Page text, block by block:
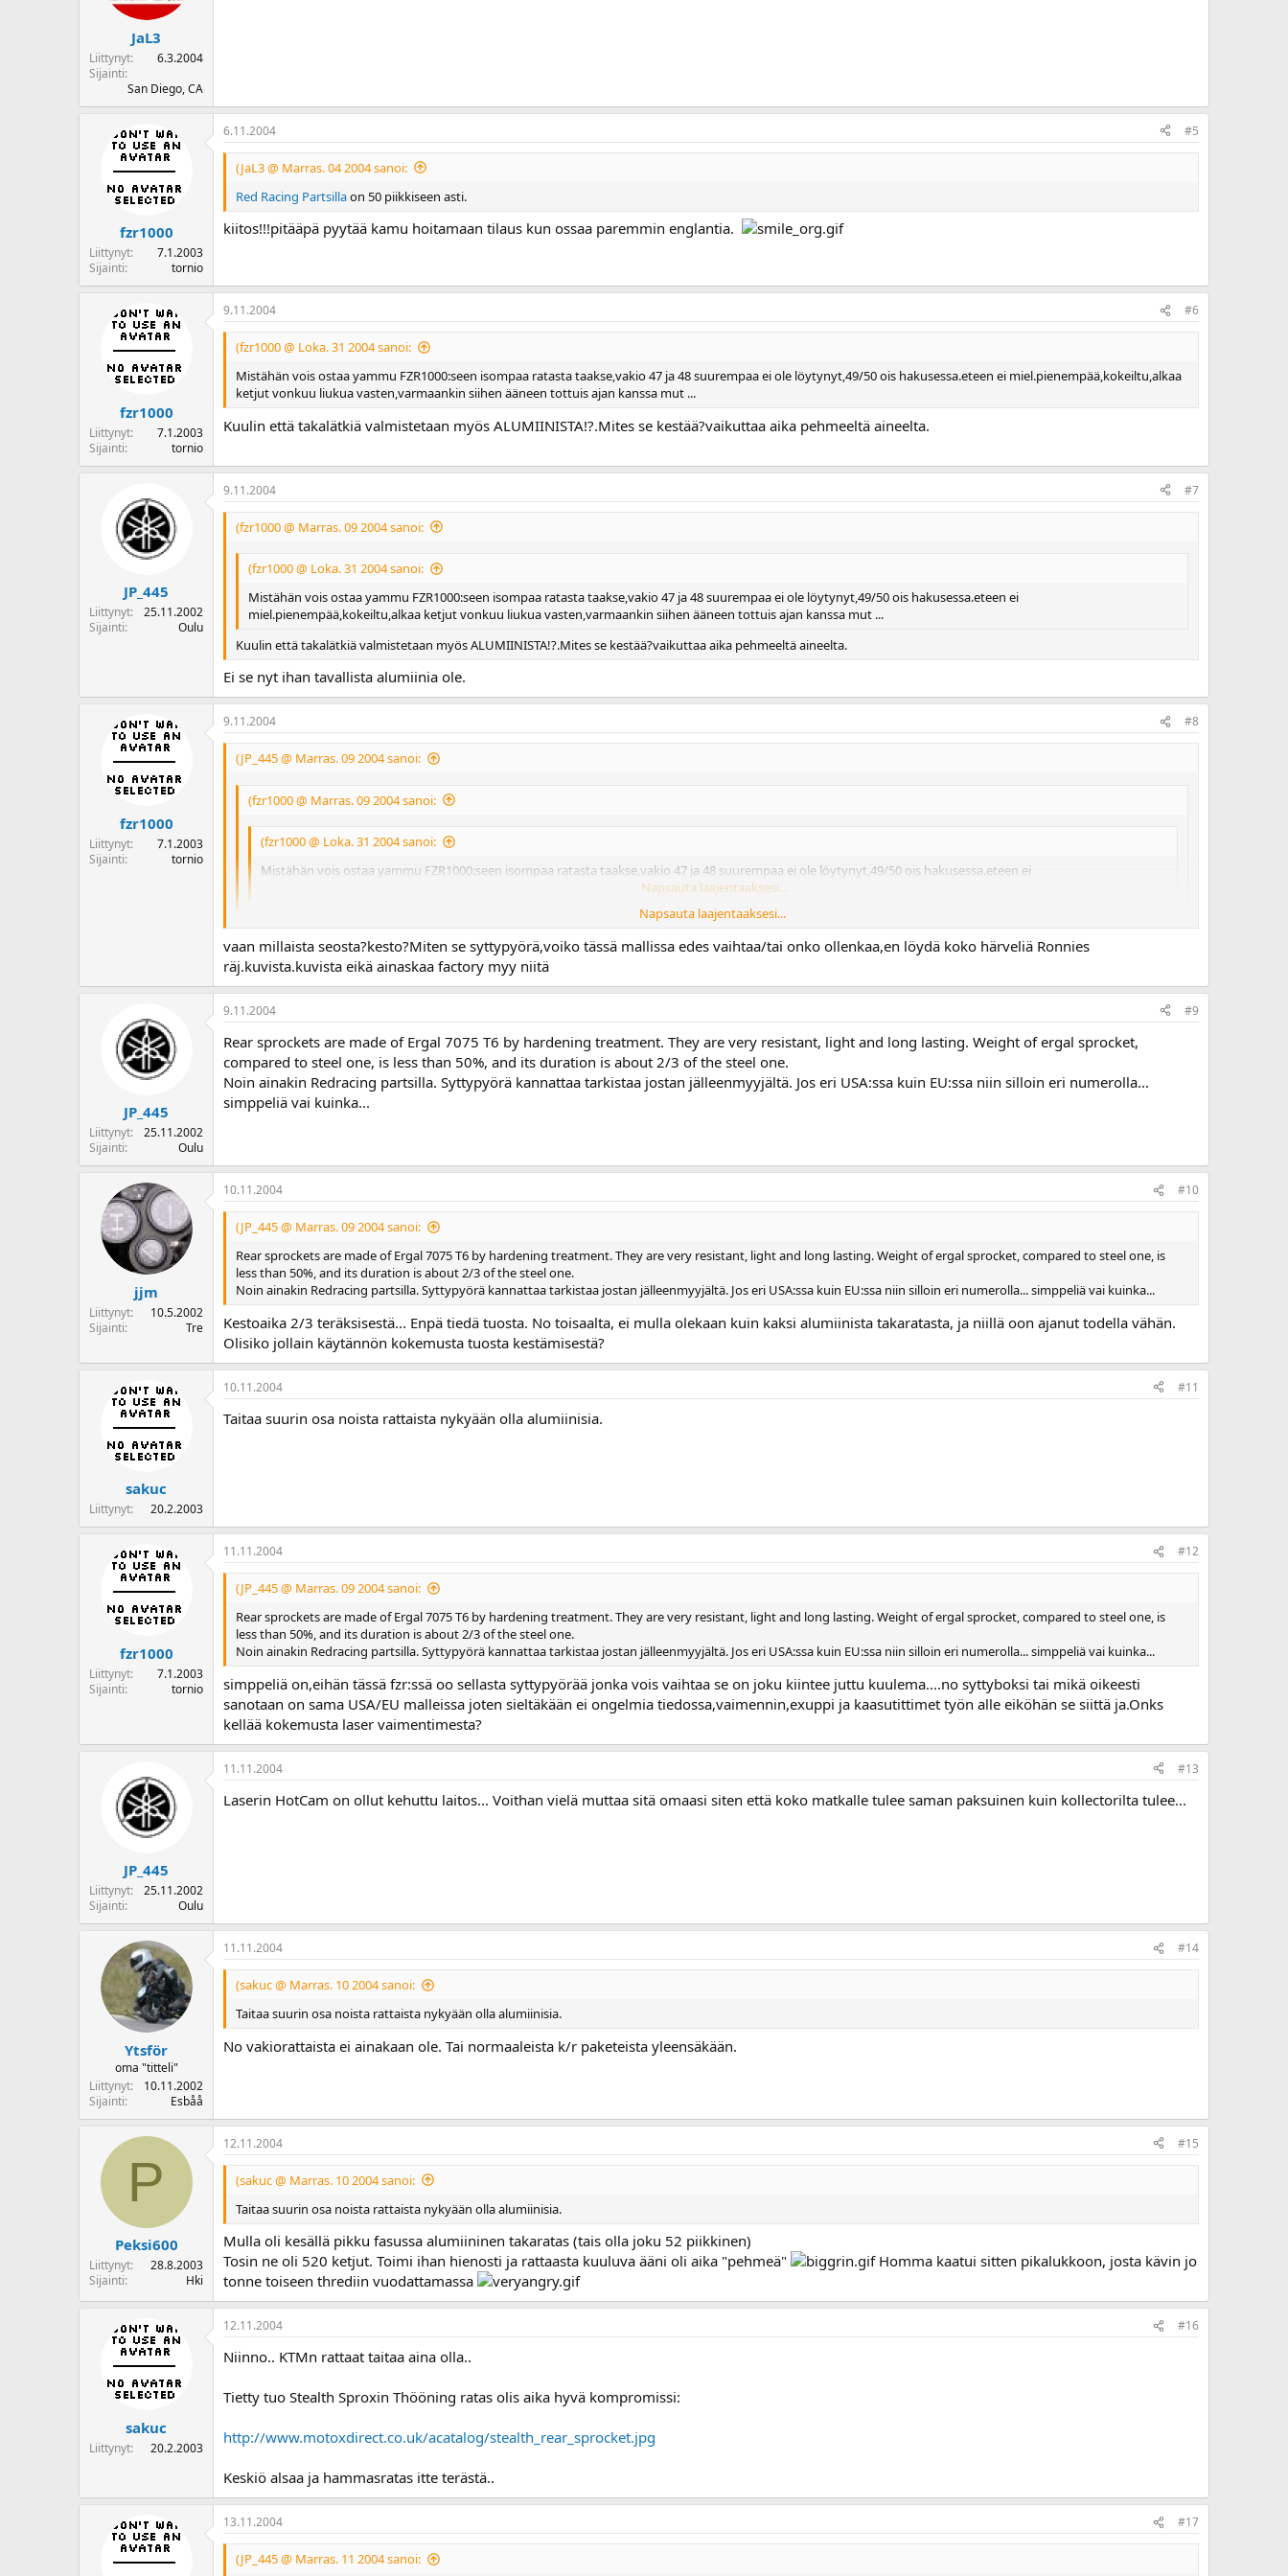
JaL3
Liittynyt
6.3.2004
Sijainti
San Diego, CA
fzr1000
Liittynyt
7.1.2003
Sijainti
tornio
6.11.2004 #5
(JaL3 @ Marras. 04 2004 sanoi:
Red Racing Partsillaon 50 piikkiseen asti.
kiitos!!!pitääpä pyytää kamu hoitamaan tilaus kun ossaa paremmin englantia.
fzr1000
Liittynyt
7.1.2003
Sijainti
tornio
9.11.2004 #6
(fzr1000 @ Loka. 31 2004 sanoi:
Mistähän vois ostaa yammu FZR1000:seen isompaa ratasta taakse,vakio 47 ja 48 suurempaa ei ole löytynyt,49/50 ois hakusessa.eteen ei miel.pienempää,kokeiltu,alkaa
ketjut vonkuu liukua vasten,varmaankin siihen ääneen tottuis ajan kanssa mut ...
Kuulin että takalätkiä valmistetaan myös ALUMIINISTA!?.Mites se kestää?vaikuttaa aika pehmeeltä aineelta.
JP_445
Liittynyt
25.11.2002
Sijainti
Oulu
9.11.2004 #7
(fzr1000 @ Marras. 09 2004 sanoi:
(fzr1000 @ Loka. 31 2004 sanoi:
Mistähän vois ostaa yammu FZR1000:seen isompaa ratasta taakse,vakio 47 ja 48 suurempaa ei ole löytynyt,49/50 ois hakusessa.eteen ei
miel.pienempää,kokeiltu,alkaa ketjut vonkuu liukua vasten,varmaankin siihen ääneen tottuis ajan kanssa mut ...
Kuulin että takalätkiä valmistetaan myös ALUMIINISTA!?.Mites se kestää?vaikuttaa aika pehmeeltä aineelta.
Ei se nyt ihan tavallista alumiinia ole.
fzr1000
Liittynyt
7.1.2003
Sijainti
tornio
9.11.2004 #8
(JP_445 @ Marras. 09 2004 sanoi:
(fzr1000 @ Marras. 09 2004 sanoi:
(fzr1000 @ Loka. 31 2004 sanoi:
Mistähän vois ostaa yammu FZR1000:seen isompaa ratasta taakse,vakio 47 ja 48 suurempaa ei ole löytynyt,49/50 ois hakusessa.eteen ei
miel.pienempää,kokeiltu,alkaa ketjut vonkuu liukua vasten,varmaankin siihen ääneen tottuis ajan kanssa mut ...
Napsauta laajentaaksesi...
Kuulin että takalätkiä valmistetaan myös ALUMIINISTA!?.Mites se kestää?vaikuttaa aika pehmeeltä aineelta.
Napsauta laajentaaksesi...
Ei se nyt ihan tavallista alumiinia ole.
Napsauta laajentaaksesi...
vaan millaista seosta?kesto?Miten se syttypyörä,voiko tässä mallissa edes vaihtaa/tai onko ollenkaa,en löydä koko härveliä Ronnies
räj.kuvista.kuvista eikä ainaskaa factory myy niitä
JP_445
Liittynyt
25.11.2002
Sijainti
Oulu
9.11.2004 #9
Rear sprockets are made of Ergal 7075 T6 by hardening treatment. They are very resistant, light and long lasting. Weight of ergal sprocket,
compared to steel one, is less than 50%, and its duration is about 2/3 of the steel one.
Noin ainakin Redracing partsilla. Syttypyörä kannattaa tarkistaa jostan jälleenmyyjältä. Jos eri USA:ssa kuin EU:ssa niin silloin eri numerolla...
simppeliä vai kuinka...
jjm
Liittynyt
10.5.2002
Sijainti
Tre
10.11.2004 #10
(JP_445 @ Marras. 09 2004 sanoi:
Rear sprockets are made of Ergal 7075 T6 by hardening treatment. They are very resistant, light and long lasting. Weight of ergal sprocket, compared to steel one, is
less than 50%, and its duration is about 2/3 of the steel one.
Noin ainakin Redracing partsilla. Syttypyörä kannattaa tarkistaa jostan jälleenmyyjältä. Jos eri USA:ssa kuin EU:ssa niin silloin eri numerolla... simppeliä vai kuinka...
Kestoaika 2/3 teräksisestä... Enpä tiedä tuosta. No toisaalta, ei mulla olekaan kuin kaksi alumiinista takaratasta, ja niillä oon ajanut todella vähän.
Olisiko jollain käytännön kokemusta tuosta kestämisestä?
sakuc
Liittynyt 20.2.2003
10.11.2004 #11
Taitaa suurin osa noista rattaista nykyään olla alumiinisia.
fzr1000
Liittynyt
7.1.2003
Sijainti
tornio
11.11.2004 #12
(JP_445 @ Marras. 09 2004 sanoi:
Rear sprockets are made of Ergal 7075 T6 by hardening treatment. They are very resistant, light and long lasting. Weight of ergal sprocket, compared to steel one, is
less than 50%, and its duration is about 2/3 of the steel one.
Noin ainakin Redracing partsilla. Syttypyörä kannattaa tarkistaa jostan jälleenmyyjältä. Jos eri USA:ssa kuin EU:ssa niin silloin eri numerolla... simppeliä vai kuinka...
simppeliä on,eihän tässä fzr:ssä oo sellasta syttypyörää jonka vois vaihtaa se on joku kiintee juttu kuulema....no syttyboksi tai mikä oikeesti
sanotaan on sama USA/EU malleissa joten sieltäkään ei ongelmia tiedossa,vaimennin,exuppi ja kaasutittimet työn alle eiköhän se siittä ja.Onks
kellää kokemusta laser vaimentimesta?
JP_445
Liittynyt
25.11.2002
Sijainti
Oulu
11.11.2004 #13
Laserin HotCam on ollut kehuttu laitos... Voithan vielä muttaa sitä omaasi siten että koko matkalle tulee saman paksuinen kuin kollectorilta tulee...
Ytsför
oma "titteli"
Liittynyt
10.11.2002
Sijainti
Esbåå
11.11.2004 #14
(sakuc @ Marras. 10 2004 sanoi:
Taitaa suurin osa noista rattaista nykyään olla alumiinisia.
No vakiorattaista ei ainakaan ole. Tai normaaleista k/r paketeista yleensäkään.
P
Peksi600
Liittynyt
28.8.2003
Sijainti
Hki
12.11.2004 #15
(sakuc @ Marras. 10 2004 sanoi:
Taitaa suurin osa noista rattaista nykyään olla alumiinisia.
Mulla oli kesällä pikku fasussa alumiininen takaratas (tais olla joku 52 piikkinen)
Tosin ne oli 520 ketjut. Toimi ihan hienosti ja rattaasta kuuluva ääni oli aika "pehmeä"
Homma kaatui sitten pikalukkoon, josta kävin jo
tonne toiseen thrediin vuodattamassa
sakuc
Liittynyt 20.2.2003
12.11.2004 #16
Niinno.. KTMn rattaat taitaa aina olla..
Tietty tuo Stealth Sproxin Thööning ratas olis aika hyvä kompromissi:
http://www.motoxdirect.co.uk/acatalog/stealth_rear_sprocket.jpg
Keskiö alsaa ja hammasratas itte terästä..
13.11.2004 #17
(JP_445 @ Marras. 11 2004 sanoi: